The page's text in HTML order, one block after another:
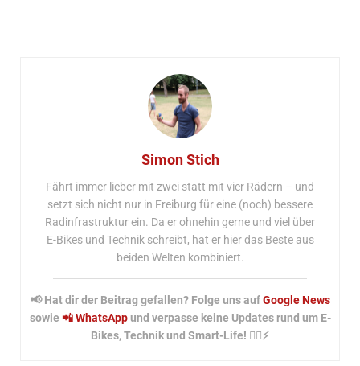
Simon Stich
Fährt immer lieber mit zwei statt mit vier Rädern – und
setzt sich nicht nur in Freiburg für eine (noch) bessere
Radinfrastruktur ein. Da er ohnehin gerne und viel über
E-Bikes und Technik schreibt, hat er hier das Beste aus
beiden Welten kombiniert.
📢 Hat dir der Beitrag gefallen? Folge uns aufGoogle News
sowie 📲 WhatsAppund verpasse keine Updates rund um E-
Bikes, Technik und Smart-Life! 🚴‍♂️⚡